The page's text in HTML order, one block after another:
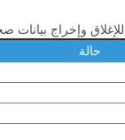
وإخراج بيانات
حالة